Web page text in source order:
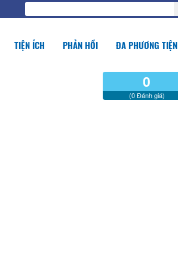
TIỆN ÍCH PHẢN HỒI ĐA PHƯƠNG TIỆN
0
(0 Đánh giá)